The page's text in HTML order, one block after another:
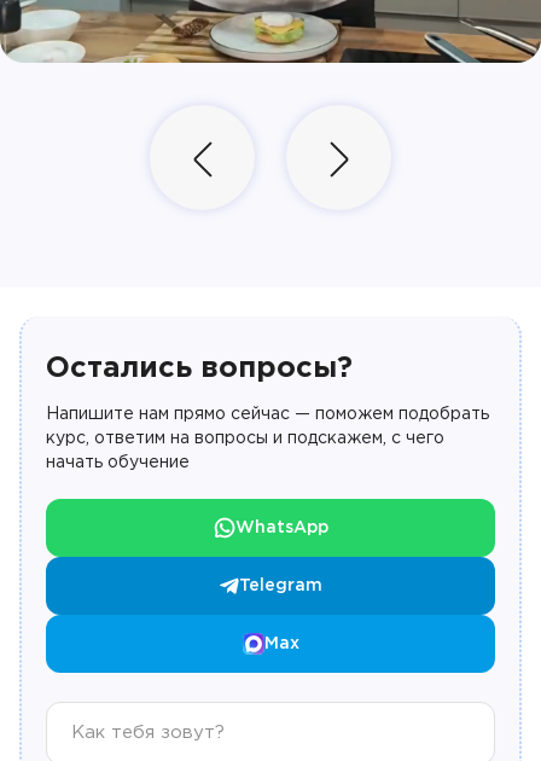
Остались вопросы?
Напишите нам прямо сейчас — поможем подобрать
курс, ответим на вопросы и подскажем, с чего
начать обучение
WhatsApp
Telegram
Max